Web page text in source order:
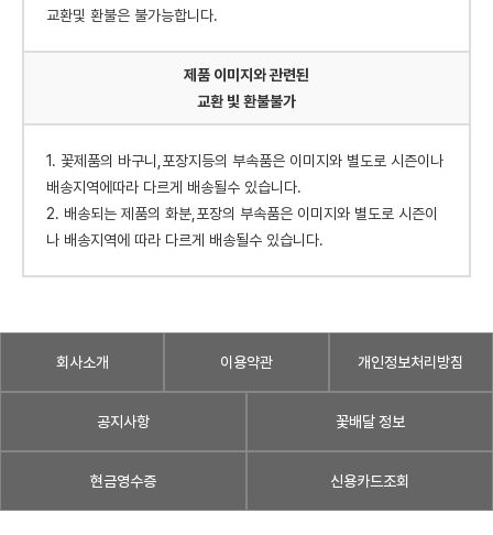
교환및 환불은 불가능합니다.
제품 이미지와 관련된
교환 빛 환불불가
1. 꽃제품의 바구니,포장지등의 부속품은 이미지와 별도로 시즌이나
배송지역에따라 다르게 배송될수 있습니다.
2. 배송되는 제품의 화분,포장의 부속품은 이미지와 별도로 시즌이
나 배송지역에 따라 다르게 배송될수 있습니다.
회사소개 이용약관 개인정보처리방침
공지사항 꽃배달 정보
현금영수증 신용카드조회